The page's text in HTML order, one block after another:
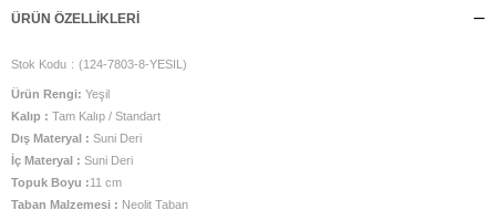
ÜRÜN ÖZELLIKLERI
Stok Kodu (124-7803-8-YESIL)
Ürün Rengi: Yeşil
Kalıp : Tam Kalıp / Standart
Dış Materyal : Suni Deri
İç Materyal : Suni Deri
Topuk Boyu :11 cm
Taban Malzemesi : Neolit Taban